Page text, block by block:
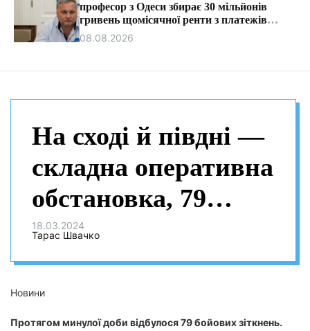
професор з Одеси збирає 30 мільйонів
гривень щомісячної ренти з платежів
громадян.
08.08.2026
На сході й півдні —
складна оперативна
обстановка, 79
боєзіткнень за добу
18.03.2024
Тарас Швачко
Новини
Протягом минулої доби відбулося 79 бойових зіткнень.